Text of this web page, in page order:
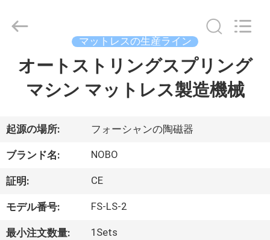
製
品
企
2022
Machinery
ECER
マットレスの生産ライン
オートストリングスプリング
マシン マットレス製造機械
起源の場所: フォーシャンの陶磁器
ブランド名: NOBO
証明: CE
モデル番号: FS-LS-2
最小注文数量: 1Sets